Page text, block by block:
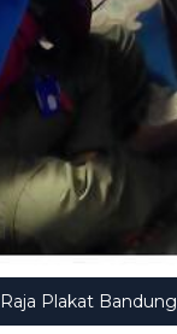
Raja Plakat Bandung